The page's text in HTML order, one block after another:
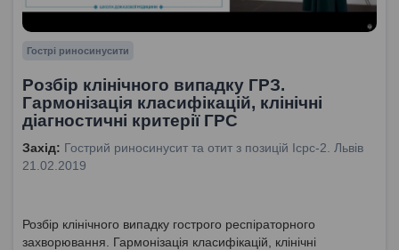
Гострі риносинусити
Розбір клінічного випадку ГРЗ.
Гармонізація класифікацій, клінічні
діагностичні критерії ГРС
Захід: Гострий риносинусит та отит з позицій Icpc-2. Львів
21.02.2019
Розбір клінічного випадку гострого респіраторного
захворювання. Гармонізація класифікацій, клінічні